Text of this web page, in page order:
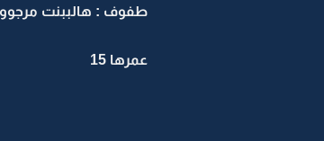
طفوف : هالببنت
عمرها 15